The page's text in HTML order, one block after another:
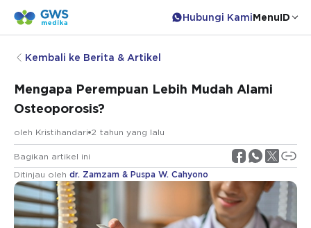
Hubungi KamiMenuID
Kembali ke Berita & Artikel
Mengapa Perempuan Lebih Mudah Alami
Osteoporosis?
oleh Kristihandari 2 tahun yang lalu
Bagikan artikel ini
Ditinjau oleh dr. Zamzam & Puspa W. Cahyono